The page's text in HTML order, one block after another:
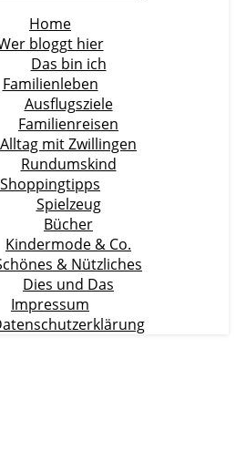
Home
bloggt hier
Das bin ich
Familienleben
Ausflugsziele
Familienreisen
Alltag mit Zwillingen
Rundumskind
Shoppingtipps
Spielzeug
Bücher
Kindermode & Co.
& Nützliches
Dies und Das
Impressum